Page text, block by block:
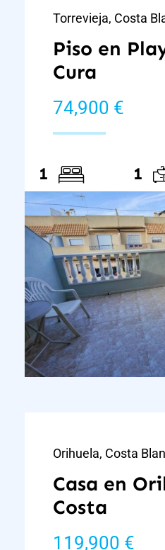
Torrevieja, Costa
Piso en
Cura
74,900 €
1 1
Orihuela, Costa
Casa en
Costa
119,900 €